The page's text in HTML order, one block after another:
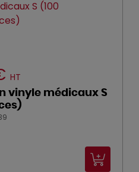
HT
vinyle médicaux S